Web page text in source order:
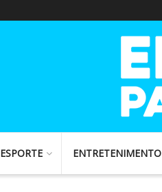
ESPORTE ENTRETENIMENTO